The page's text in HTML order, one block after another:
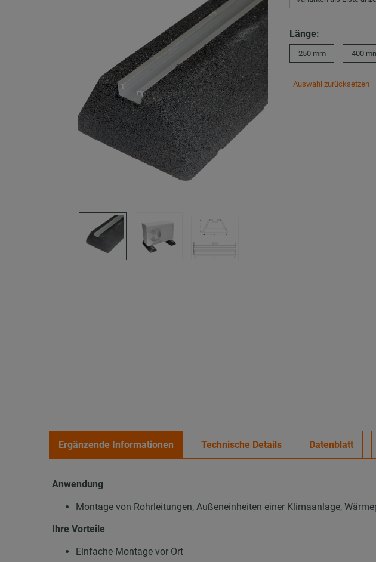
Länge:
250 mm 400
Auswahl zurücksetzen
Ergänzende Informationen Technische Details Datenblatt
Anwendung
Montage von Rohrleitungen, Außeneinheiten einer Klimaanlage,
Ihre Vorteile
Einfache Montage vor Ort